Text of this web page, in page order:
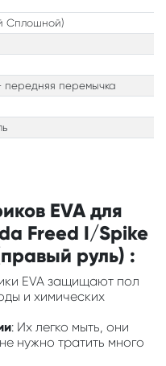
Сплошной)
передняя перемычка
EVA для
Freed I/Spike
руль) :
EVA защищают пол
и химических
: Их легко мыть, они
нужно тратить много